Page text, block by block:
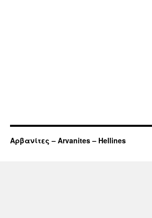
Αρβανίτες – Arvanites – Hellines